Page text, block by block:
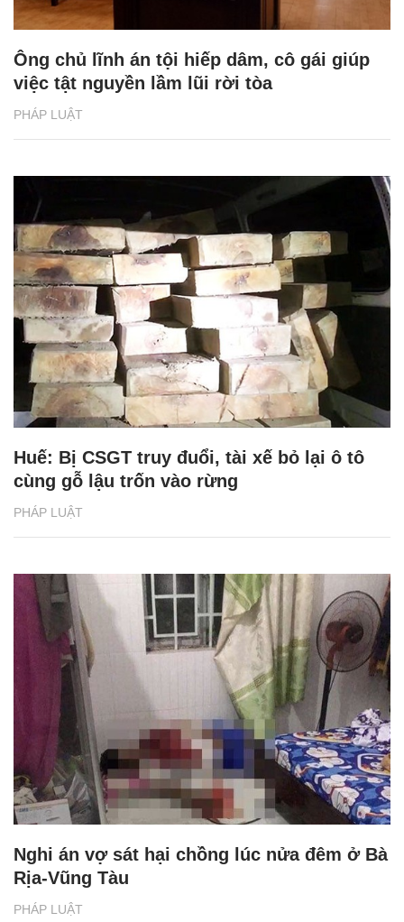
PHÁP LUẬT
Ông chủ lĩnh án tội hiếp dâm, cô gái giúp
việc tật nguyền lầm lũi rời tòa
PHÁP LUẬT
Huế: Bị CSGT truy đuổi, tài xế bỏ lại ô tô
cùng gỗ lậu trốn vào rừng
PHÁP LUẬT
Nghi án vợ sát hại chồng lúc nửa đêm ở Bà
Rịa-Vũng Tàu